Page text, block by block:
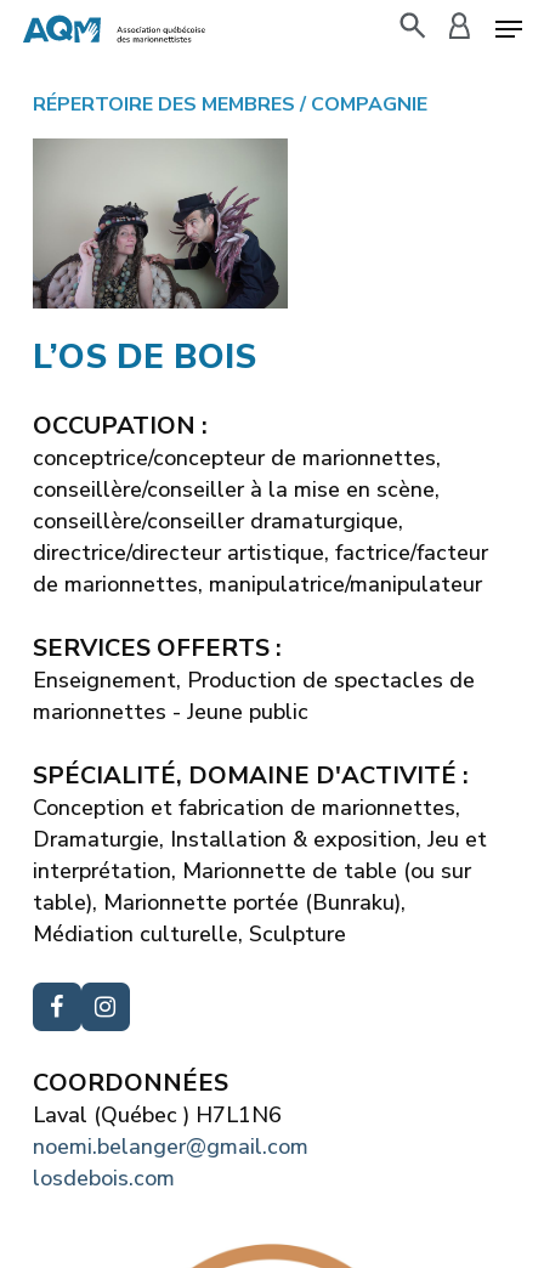
Skip
content
RÉPERTOIRE DES MEMBRES/ COMPAGNIE
L’OS DE BOIS
OCCUPATION :
conceptrice/concepteur de marionnettes,
conseillère/conseiller à la mise en scène,
conseillère/conseiller dramaturgique,
directrice/directeur artistique, factrice/facteur
de marionnettes, manipulatrice/manipulateur
SERVICES OFFERTS :
Enseignement, Production de spectacles de
marionnettes - Jeune public
SPÉCIALITÉ, DOMAINE D'ACTIVITÉ :
Conception et fabrication de marionnettes,
Dramaturgie, Installation & exposition, Jeu et
interprétation, Marionnette de table (ou sur
table), Marionnette portée (Bunraku),
Médiation culturelle, Sculpture
COORDONNÉES
Laval (Québec ) H7L1N6
noemi.belanger@gmail.com
losdebois.com